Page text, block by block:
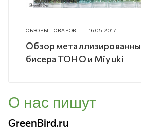
ОБЗОРЫ ТОВАРОВ — 16.05.2017
Обзор
бисера TOHO и Miyuki
О нас пишут